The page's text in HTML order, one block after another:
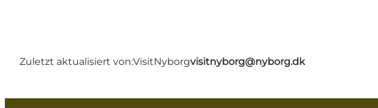
Zuletzt aktualisiert von:VisitNyborgvisitnyborg@nyborg.dk